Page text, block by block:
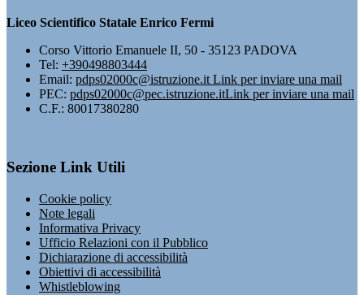
Liceo Scientifico Statale Enrico Fermi
Corso Vittorio Emanuele II, 50 - 35123 PADOVA
Tel: +390498803444
Email: pdps02000c@istruzione.it Link per inviare una mail
PEC: pdps02000c@pec.istruzione.itLink per inviare una mail
C.F.: 80017380280
Sezione Link Utili
Cookie policy
Note legali
Informativa Privacy
Ufficio Relazioni con il Pubblico
Dichiarazione di accessibilità
Obiettivi di accessibilità
Whistleblowing